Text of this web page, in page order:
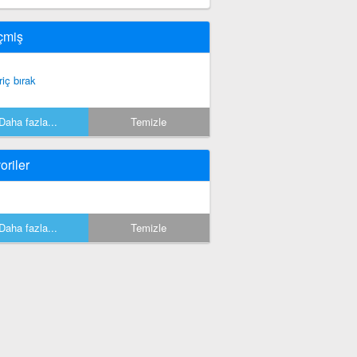
bırak
Daha fazla... Temizle
Daha fazla... Temizle